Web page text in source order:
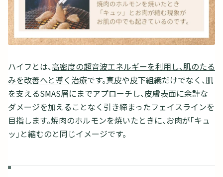
ハイフとは、高密度の超音波エネルギーを利用し、肌のたる
みを改善へと導く治療です。真皮や皮下組織だけでなく、肌
を支えるSMAS層にまでアプローチし、皮膚表面に余計な
ダメージを加えることなく引き締まったフェイスラインを
目指します。焼肉のホルモンを焼いたときに、お肉が「キュ
ッ」と縮むのと同じイメージです。